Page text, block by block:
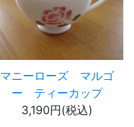
マニーローズ マルゴ
ー ティーカップ
3,190円(税込)